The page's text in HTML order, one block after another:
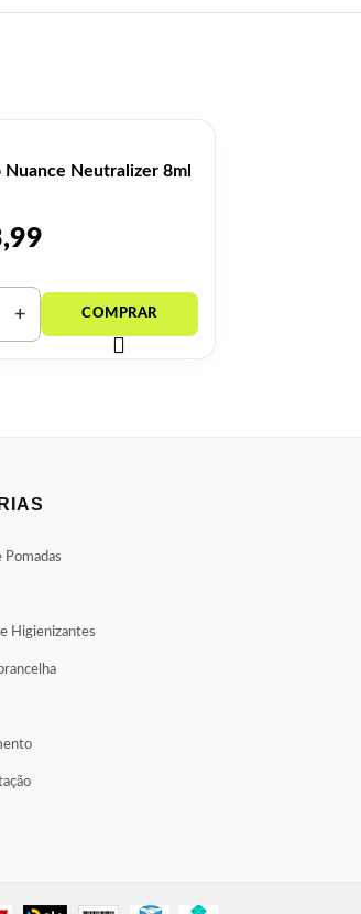
Nuance Neutralizer 8ml
Pomadas
Higienizantes